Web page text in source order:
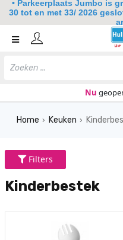
Nu
Home
Lezen en schrijven
Meer
Home › Keuken ›
Filters
Kinderbestek
• Parkeerplaats Jumbo is
30 tot en met 33/ 2026